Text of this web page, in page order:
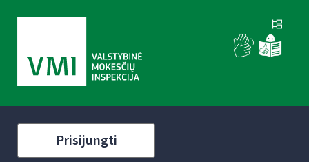
Prisijungti